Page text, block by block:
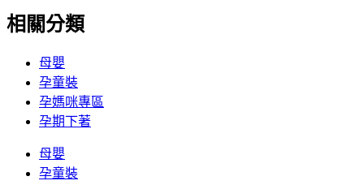
相關分類
母嬰
孕童裝
孕媽咪專區
孕期下著
母嬰
孕童裝